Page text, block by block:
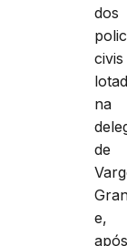
dos
civis
na
de
e,